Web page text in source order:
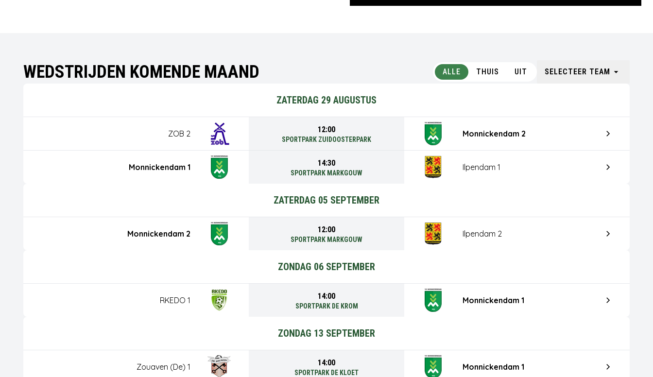
WEDSTRIJDEN KOMENDE MAAND ALLE THUIS UIT SELECTEER TEAM
ZATERDAG 29 AUGUSTUS
ZOB 2 12:00
SPORTPARK ZUIDOOSTERPARK
Monnickendam 2
Monnickendam 1 14:30
SPORTPARK MARKGOUW
Ilpendam 1
ZATERDAG 05 SEPTEMBER
Monnickendam 2 12:00
SPORTPARK MARKGOUW
Ilpendam 2
ZONDAG 06 SEPTEMBER
RKEDO 1 14:00
SPORTPARK DE KROM
Monnickendam 1
ZONDAG 13 SEPTEMBER
Zouaven (de) 1 14:00
SPORTPARK DE KLOET
Monnickendam 1